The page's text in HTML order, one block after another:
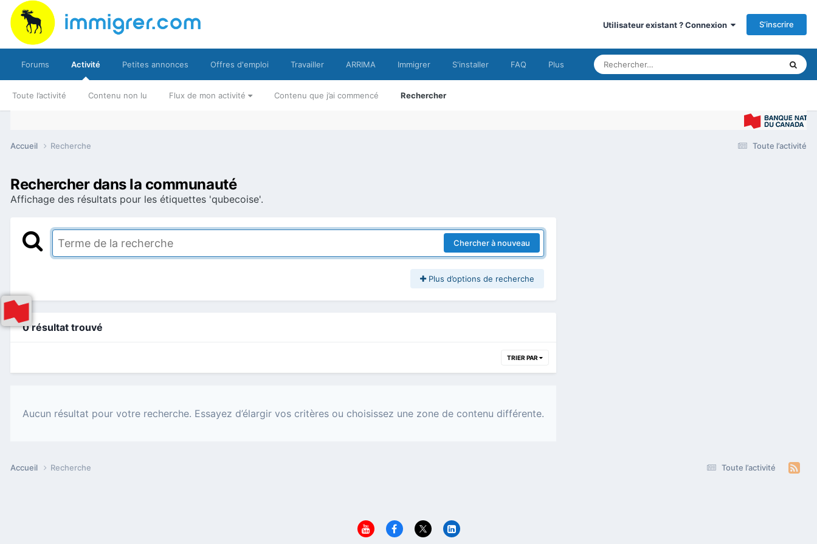
Utilisateur existant ? Connexion S’inscrire
Forums Activité
Toute l’activité Contenu non lu Flux de mon activité Contenu que j’ai commencé Rechercher
Petites annonces Offres d'emploi Travailler ARRIMA Immigrer S'installer FAQ Plus
Toute l’activité
Accueil Recherche
Rechercher dans la communauté
Affichage des résultats pour les étiquettes 'qubecoise'.
Chercher à nouveau
Plus d’options de recherche
0 résultat trouvé
TRIER PAR
Aucun résultat pour votre recherche. Essayez d’élargir vos critères ou choisissez une zone de contenu différente.
Toute l’activité
Accueil Recherche